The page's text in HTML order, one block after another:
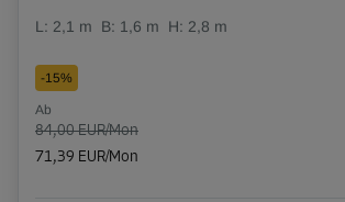
L: 2,1 m B: 1,6 m H: 2,8 m
-15%
Ab
84,00 EUR/Mon
71,39 EUR/Mon